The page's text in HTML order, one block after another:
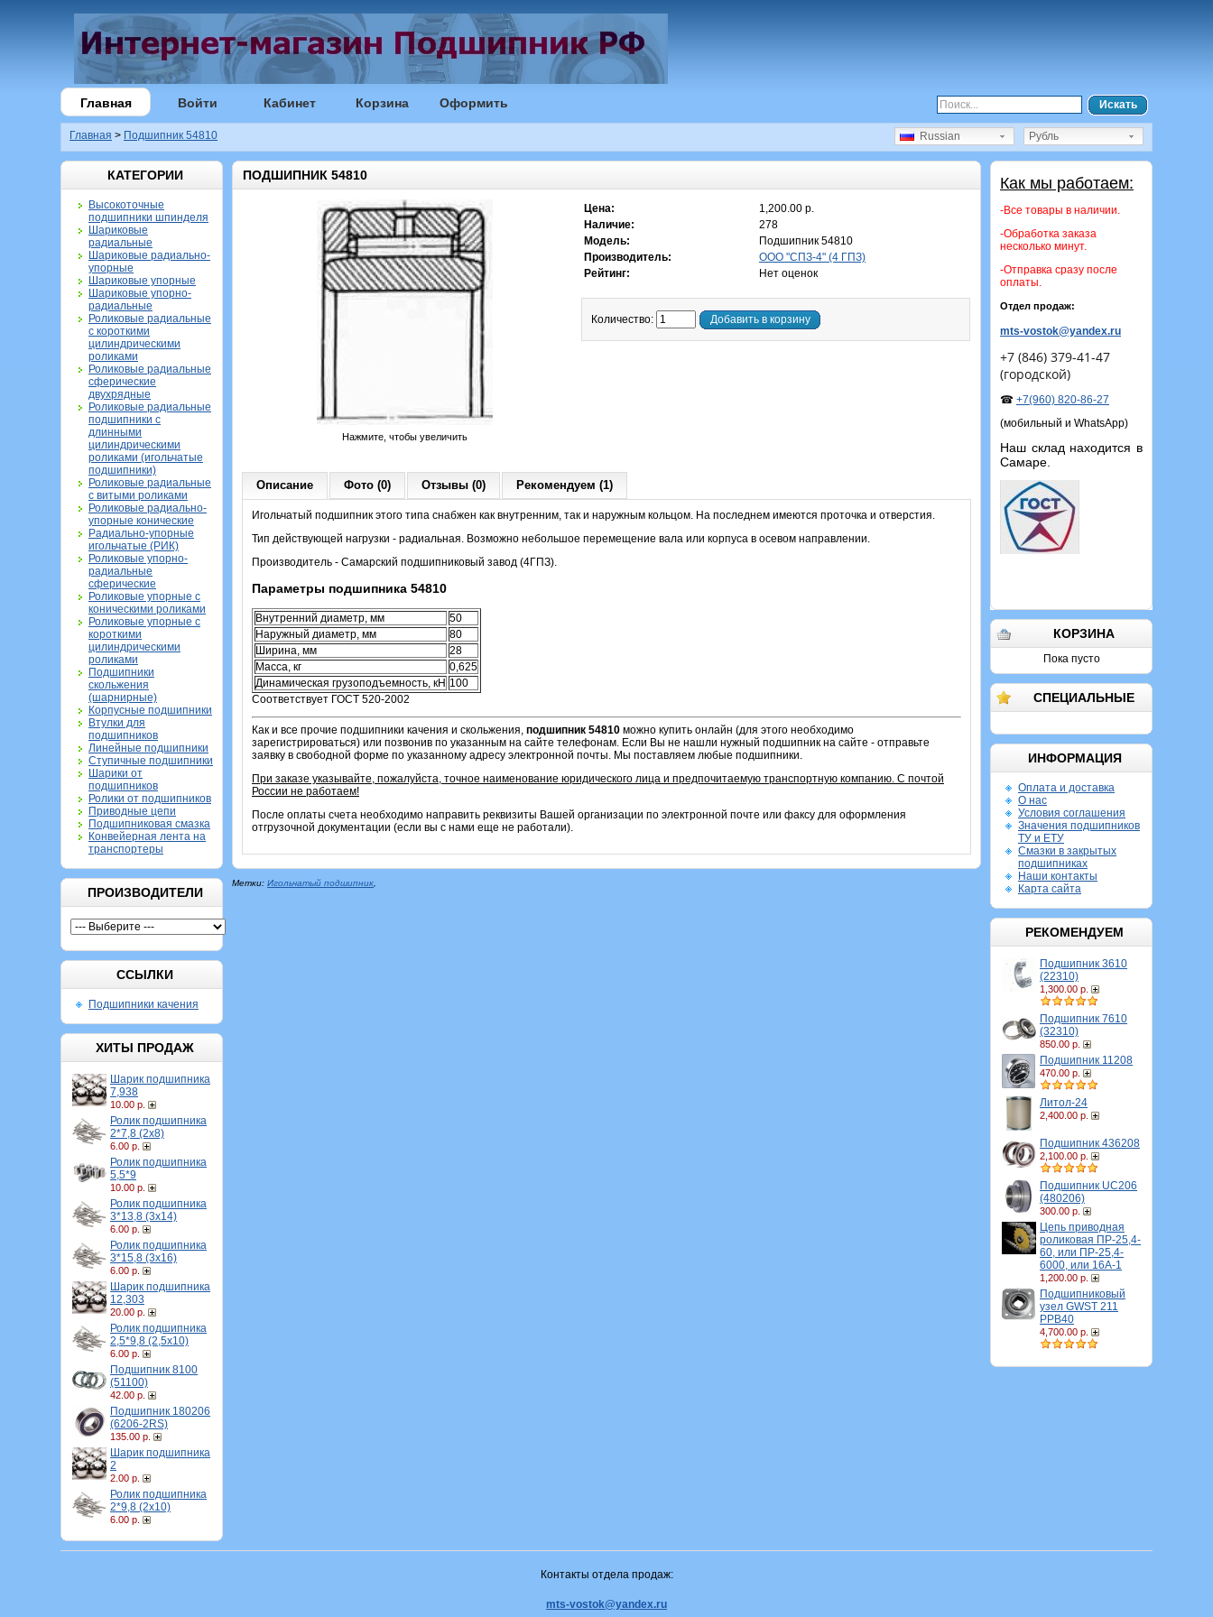
Главная Войти Кабинет Корзина Оформить Искать
Главная > Подшипник 54810 Рубль
Russian
КАТЕГОРИИ
Высокоточные
подшипники шпинделя
Шариковые
радиальные
Шариковые радиально-
упорные
Шариковые упорные
Шариковые упорно-
радиальные
Роликовые радиальные
с короткими
цилиндрическими
роликами
Роликовые радиальные
сферические
двухрядные
Роликовые радиальные
подшипники с
длинными
цилиндрическими
роликами (игольчатые
подшипники)
Роликовые радиальные
с витыми роликами
Роликовые радиально-
упорные конические
Радиально-упорные
игольчатые (РИК)
Роликовые упорно-
радиальные
сферические
Роликовые упорные с
коническими роликами
Роликовые упорные с
короткими
цилиндрическими
роликами
Подшипники
скольжения
(шарнирные)
Корпусные подшипники
Втулки для
подшипников
Линейные подшипники
Ступичные подшипники
Шарики от
подшипников
Ролики от подшипников
Приводные цепи
Подшипниковая смазка
Конвейерная лента на
транспортеры
ПРОИЗВОДИТЕЛИ
ССЫЛКИ
Подшипники качения
ХИТЫ ПРОДАЖ
Шарик подшипника
7,938
10.00 р.
Ролик подшипника
2*7,8 (2х8)
6.00 р.
Ролик подшипника
5,5*9
10.00 р.
Ролик подшипника
3*13,8 (3х14)
6.00 р.
Ролик подшипника
3*15,8 (3х16)
6.00 р.
Шарик подшипника
12,303
20.00 р.
Ролик подшипника
2,5*9,8 (2,5х10)
6.00 р.
Подшипник 8100
(51100)
42.00 р.
Подшипник 180206
(6206-2RS)
135.00 р.
Шарик подшипника
2
2.00 р.
Ролик подшипника
2*9,8 (2х10)
6.00 р.
Как мы работаем:
-Все товары в наличии.
-Обработка заказа
несколько минут.
-Отправка сразу после
оплаты.
Отдел продаж:
mts-vostok@yandex.ru
+7 (846) 379-41-47
(городской)
☎ +7(960) 820-86-27
(мобильный и WhatsApp)
Наш склад находится в
Самаре.
КОРЗИНА
Пока пусто
СПЕЦИАЛЬНЫЕ
ИНФОРМАЦИЯ
Оплата и доставка
О нас
Условия соглашения
Значения подшипников
ТУ и ЕТУ
Смазки в закрытых
подшипниках
Наши контакты
Карта сайта
РЕКОМЕНДУЕМ
Подшипник 3610
(22310)
1,300.00 р.
Подшипник 7610
(32310)
850.00 р.
Подшипник 11208
470.00 р.
Литол-24
2,400.00 р.
Подшипник 436208
2,100.00 р.
Подшипник UC206
(480206)
300.00 р.
Цепь приводная
роликовая ПР-25,4-
60, или ПР-25,4-
6000, или 16A-1
1,200.00 р.
Подшипниковый
узел GWST 211
PPB40
4,700.00 р.
ПОДШИПНИК 54810
Нажмите, чтобы увеличить
Цена:
1,200.00 р.
Наличие:
278
Модель:
Подшипник 54810
Производитель:
ООО "СПЗ-4" (4 ГПЗ)
Рейтинг:
Нет оценок
Количество: Добавить в корзину
Описание Фото (0) Отзывы (0) Рекомендуем (1)
Игольчатый подшипник этого типа снабжен как внутренним, так и наружным кольцом. На последнем имеются проточка и отверстия.
Тип действующей нагрузки - радиальная. Возможно небольшое перемещение вала или корпуса в осевом направлении.
Производитель - Самарский подшипниковый завод (4ГПЗ).
Параметры подшипника 54810
Внутренний диаметр, мм
50
Наружный диаметр, мм
80
Ширина, мм
28
Масса, кг
0,625
Динамическая грузоподъемность, кН 100
Соответствует ГОСТ 520-2002
Как и все прочие подшипники качения и скольжения, подшипник 54810 можно купить онлайн (для этого необходимо
зарегистрироваться) или позвонив по указанным на сайте телефонам. Если Вы не нашли нужный подшипник на сайте - отправьте
заявку в свободной форме по указанному адресу электронной почты. Мы поставляем любые подшипники.
При заказе указывайте, пожалуйста, точное наименование юридического лица и предпочитаемую транспортную компанию. С почтой
России не работаем!
После оплаты счета необходимо направить реквизиты Вашей организации по электронной почте или факсу для оформления
отгрузочной документации (если вы с нами еще не работали).
Метки: Игольчатый подшипник
Контакты отдела продаж:
mts-vostok@yandex.ru